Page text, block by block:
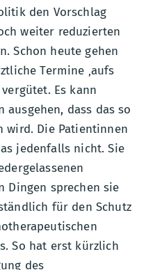
den Vorschlag
weiter reduzierten
Schon heute gehen
Termine ‚aufs
Es kann
dass das so
wird. Die Patientinnen
jedenfalls nicht. Sie
Dingen sprechen sie
für den Schutz
So hat erst kürzlich
des